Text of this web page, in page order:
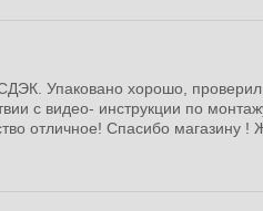
Упаковано хорошо,
с видео- инструкции по
отличное! Спасибо магазину